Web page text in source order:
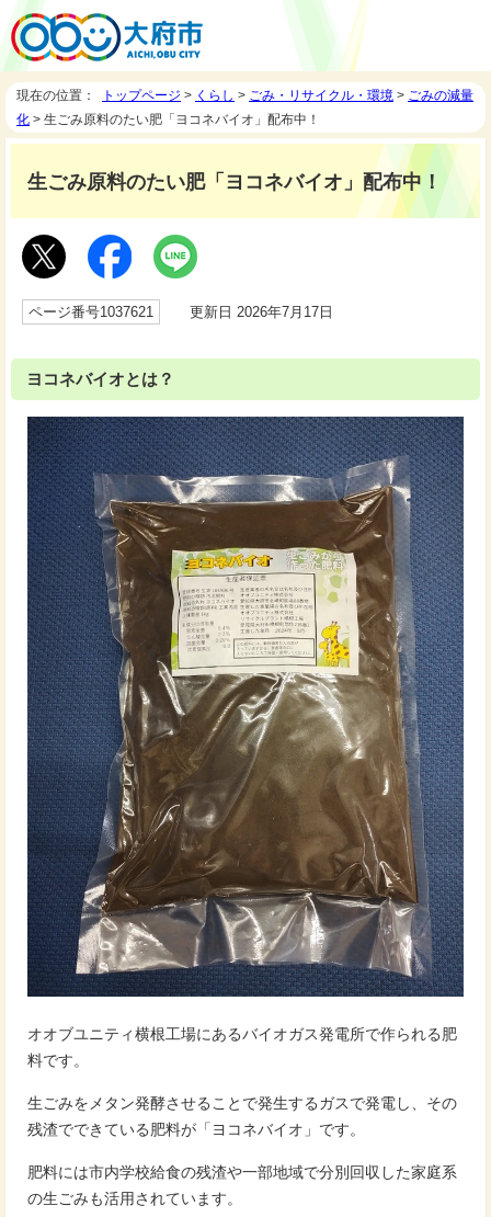
現在の位置： トップページ > くらし > ごみ・リサイクル・環境 > ごみの減量
化 > 生ごみ原料のたい肥「ヨコネバイオ」配布中！
生ごみ原料のたい肥「ヨコネバイオ」配布中！
ページ番号1037621 更新日 2026年7月17日
ヨコネバイオとは？
オオブユニティ横根工場にあるバイオガス発電所で作られる肥
料です。
生ごみをメタン発酵させることで発生するガスで発電し、その
残渣でできている肥料が「ヨコネバイオ」です。
肥料には市内学校給食の残渣や一部地域で分別回収した家庭系
の生ごみも活用されています。